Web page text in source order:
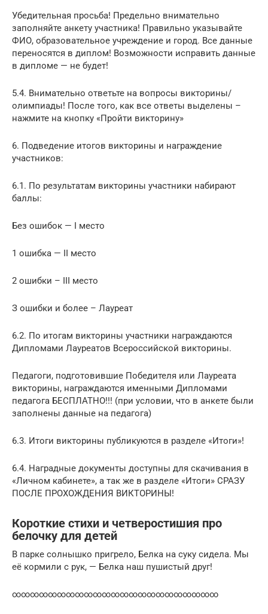
Убедительная просьба! Предельно внимательно
заполняйте анкету участника! Правильно указывайте
ФИО, образовательное учреждение и город. Все данные
переносятся в диплом! Возможности исправить данные
в дипломе — не будет!
5.4. Внимательно ответьте на вопросы викторины/
олимпиады! После того, как все ответы выделены –
нажмите на кнопку «Пройти викторину»
6. Подведение итогов викторины и награждение
участников:
6.1. По результатам викторины участники набирают
баллы:
Без ошибок — I место
1 ошибка — II место
2 ошибки – III место
З ошибки и более – Лауреат
6.2. По итогам викторины участники награждаются
Дипломами Лауреатов Всероссийской викторины.
Педагоги, подготовившие Победителя или Лауреата
викторины, награждаются именными Дипломами
педагога БЕСПЛАТНО!!! (при условии, что в анкете были
заполнены данные на педагога)
6.3. Итоги викторины публикуются в разделе «Итоги»!
6.4. Наградные документы доступны для скачивания в
«Личном кабинете», а так же в разделе «Итоги» СРАЗУ
ПОСЛЕ ПРОХОЖДЕНИЯ ВИКТОРИНЫ!
Короткие стихи и четверостишия про
белочку для детей
В парке солнышко пригрело, Белка на суку сидела. Мы
её кормили с рук, — Белка наш пушистый друг!
∞∞∞∞∞∞∞∞∞∞∞∞∞∞∞∞∞∞∞∞∞∞∞